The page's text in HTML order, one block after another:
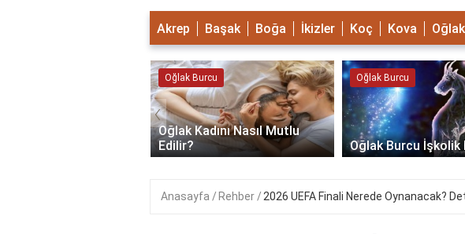
Akrep Başak Boğa İkizler Koç Kova Oğlak
Oğlak Burcu
Oğlak Kadını Nasıl Mutlu
Edilir?
Oğlak Burcu
Oğlak Burcu İşkolik
‹
Anasayfa Rehber 2026 UEFA Finali Nerede Oynanacak?